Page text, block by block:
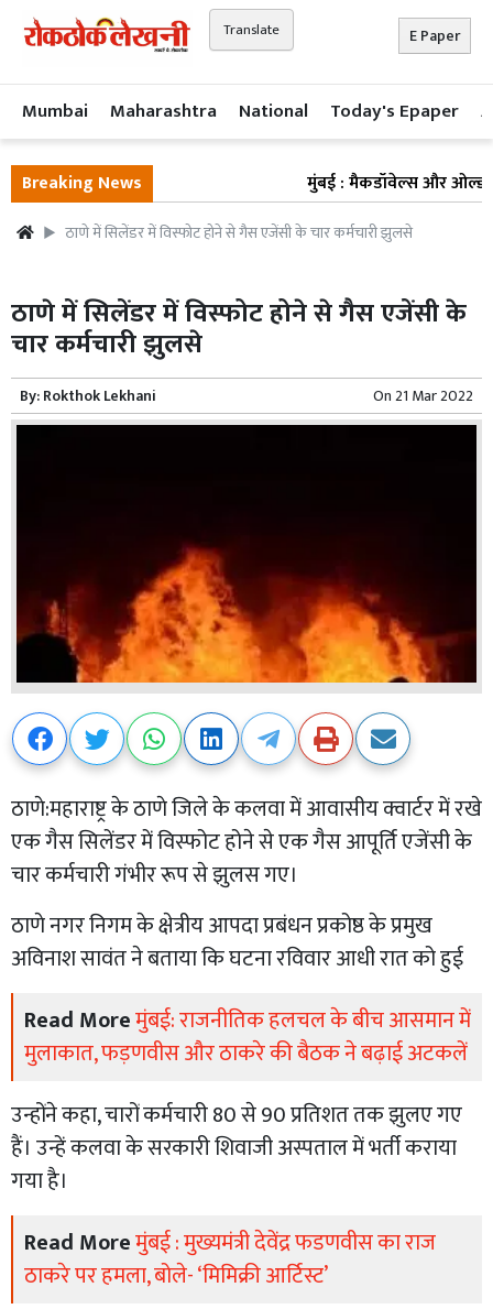
Translate E Paper
Mumbai Maharashtra National Today's Epaper
Breaking News मुंबई : मैकडॉवेल्स और ओल्ड मंक
ठाणे में सिलेंडर में विस्फोट होने से गैस एजेंसी के चार कर्मचारी झुलसे
ठाणे में सिलेंडर में विस्फोट होने से गैस एजेंसी के
चार कर्मचारी झुलसे
By:Rokthok Lekhani On21 Mar 2022
ठाणे:महाराष्ट्र के ठाणे जिले के कलवा में आवासीय क्वार्टर में रखे
एक गैस सिलेंडर में विस्फोट होने से एक गैस आपूर्ति एजेंसी के
चार कर्मचारी गंभीर रूप से झुलस गए।
ठाणे नगर निगम के क्षेत्रीय आपदा प्रबंधन प्रकोष्ठ के प्रमुख
अविनाश सावंत ने बताया कि घटना रविवार आधी रात को हुई
Read Moreमुंबई: राजनीतिक हलचल के बीच आसमान में
मुलाकात, फड़णवीस और ठाकरे की बैठक ने बढ़ाई अटकलें
उन्होंने कहा, चारों कर्मचारी 80 से 90 प्रतिशत तक झुलए गए
हैं। उन्हें कलवा के सरकारी शिवाजी अस्पताल में भर्ती कराया
गया है।
Read Moreमुंबई : मुख्यमंत्री देवेंद्र फडणवीस का राज
ठाकरे पर हमला, बोले- ‘मिमिक्री आर्टिस्ट’